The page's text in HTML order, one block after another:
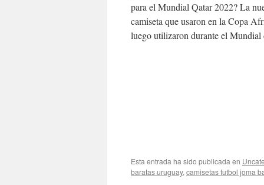
para el Mundial Qatar 2022? La
camiseta que usaron en la Copa
luego utilizaron durante el Mundial
Esta entrada ha sido publicada en
baratas uruguay, camisetas futbol joma